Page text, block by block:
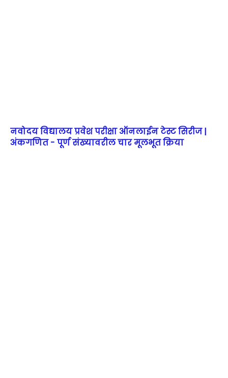
नवोदय विद्यालय प्रवेश परीक्षा ऑनलाईन टेस्ट सिरीज |
अंकगणित - पूर्ण संख्यावरील चार मूलभूत क्रिया